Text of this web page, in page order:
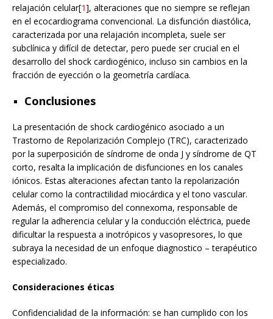
relajación celular[1], alteraciones que no siempre se reflejan
en el ecocardiograma convencional. La disfunción diastólica,
caracterizada por una relajación incompleta, suele ser
subclínica y difícil de detectar, pero puede ser crucial en el
desarrollo del shock cardiogénico, incluso sin cambios en la
fracción de eyección o la geometría cardíaca.
Conclusiones
La presentación de shock cardiogénico asociado a un
Trastorno de Repolarización Complejo (TRC), caracterizado
por la superposición de síndrome de onda J y síndrome de QT
corto, resalta la implicación de disfunciones en los canales
iónicos. Estas alteraciones afectan tanto la repolarización
celular como la contractilidad miocárdica y el tono vascular.
Además, el compromiso del connexoma, responsable de
regular la adherencia celular y la conducción eléctrica, puede
dificultar la respuesta a inotrópicos y vasopresores, lo que
subraya la necesidad de un enfoque diagnostico – terapéutico
especializado.
Consideraciones éticas
Confidencialidad de la información: se han cumplido con los